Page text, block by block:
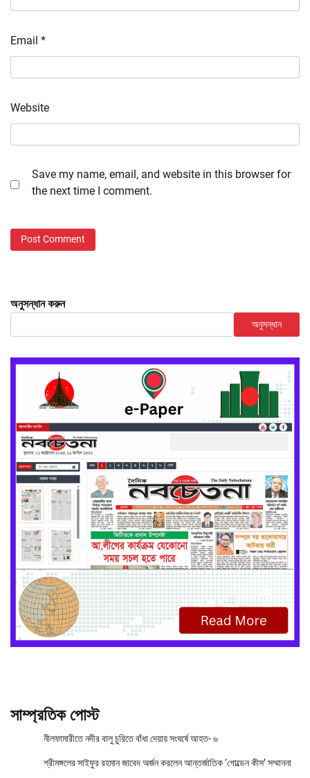
Email *
Website
Save my name, email, and website in this browser for
the next time I comment.
অনুসন্ধান করুন
অনুসন্ধান
সাম্প্রতিক পোস্ট
নীলফামারীতে নদীর বালু চুরিতে বাঁধা দেয়ায় সংঘর্ষে আহত- ৬
শ্রীমঙ্গলের সাইফুর রহমান জাবেদ অর্জন করলেন আন্তর্জাতিক ‘গোল্ডেন কীস’ সম্মাননা